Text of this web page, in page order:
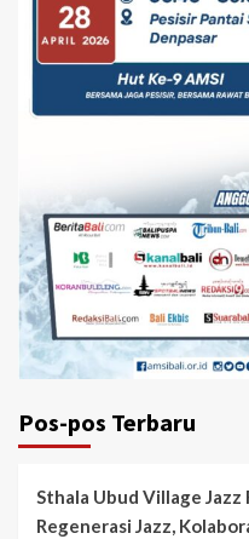
Pos-pos Terbaru
Sthala Ubud Village
Regenerasi Jazz,